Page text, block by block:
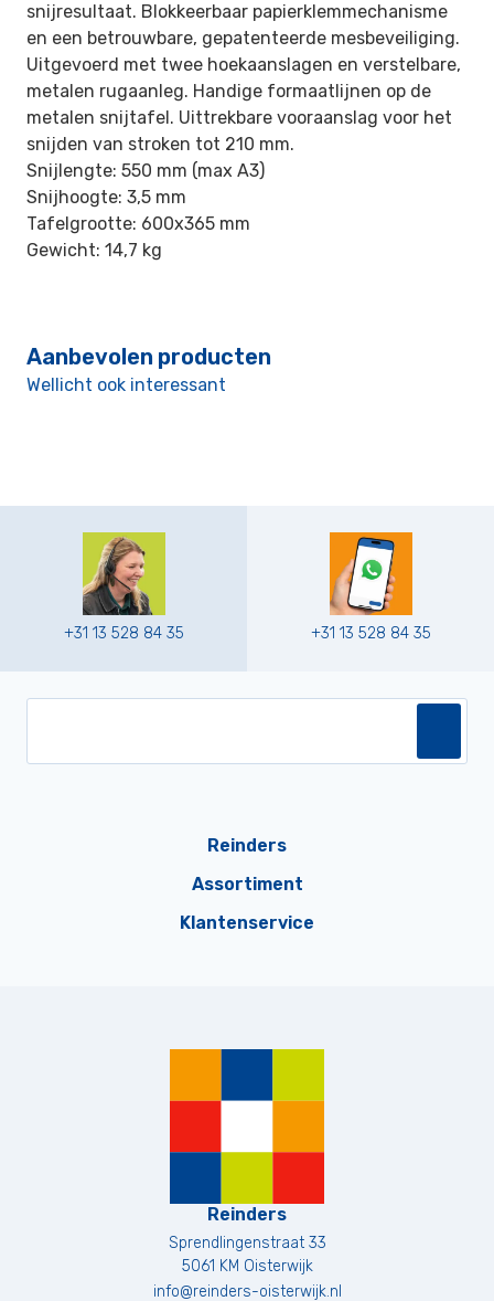
snijresultaat. Blokkeerbaar papierklemmechanisme
en een betrouwbare, gepatenteerde mesbeveiliging.
Uitgevoerd met twee hoekaanslagen en verstelbare,
metalen rugaanleg. Handige formaatlijnen op de
metalen snijtafel. Uittrekbare vooraanslag voor het
snijden van stroken tot 210 mm.
Snijlengte: 550 mm (max A3)
Snijhoogte: 3,5 mm
Tafelgrootte: 600x365 mm
Gewicht: 14,7 kg
Aanbevolen producten
Wellicht ook interessant
+31 13 528 84 35 +31 13 528 84 35
Reinders
Assortiment
Klantenservice
Reinders
Sprendlingenstraat 33
5061 KM Oisterwijk
info@reinders-oisterwijk.nl